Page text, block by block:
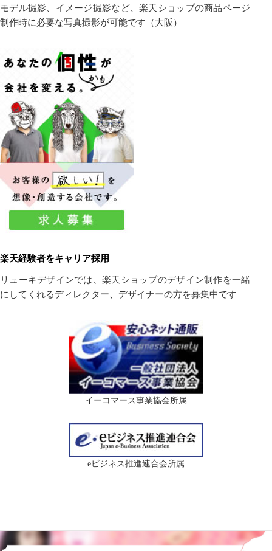
モデル撮影、イメージ撮影など、楽天ショップの商品ページ
制作時に必要な写真撮影が可能です（大阪）
楽天経験者をキャリア採用
リューキデザインでは、楽天ショップのデザイン制作を一緒
にしてくれるディレクター、デザイナーの方を募集中です
イーコマース事業協会所属
eビジネス推進連合会所属